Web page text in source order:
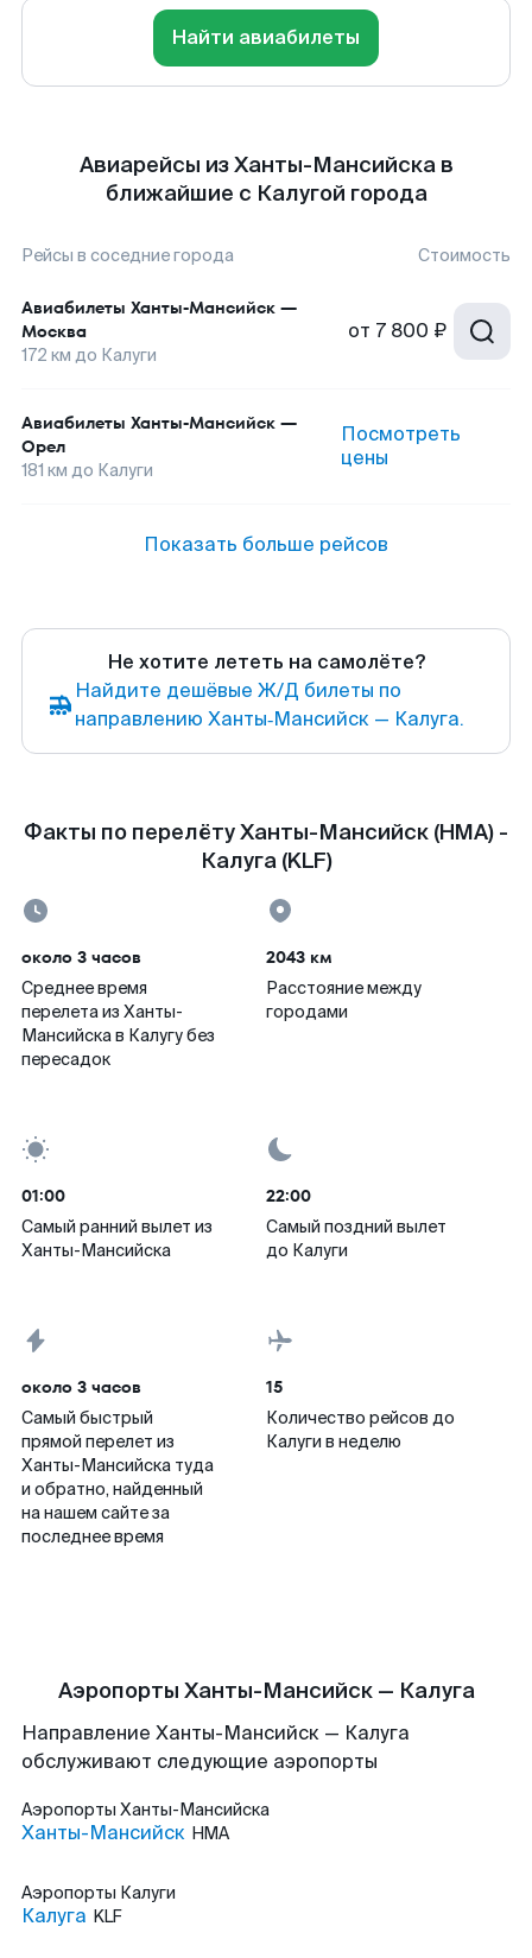
Найти авиабилеты
Авиарейсы из Ханты-Мансийска в
ближайшие с Калугой города
Рейсы в соседние города Стоимость
Авиабилеты Ханты-Мансийск —
Москва
172 км до Калуги
от 7 800 ₽
Авиабилеты Ханты-Мансийск —
Орел
181 км до Калуги
Посмотреть
цены
Показать больше рейсов
Не хотите лететь на самолёте?
Найдите дешёвые Ж/Д билеты по
направлению Ханты‑Мансийск — Калуга.
Факты по перелёту Ханты-Мансийск (HMA) -
Калуга (KLF)
около 3 часов
Среднее время
перелета из Ханты-
Мансийска в Калугу без
пересадок
2043 км
Расстояние между
городами
01:00
Самый ранний вылет из
Ханты-Мансийска
22:00
Самый поздний вылет
до Калуги
около 3 часов
Самый быстрый
прямой перелет из
Ханты-Мансийска туда
и обратно, найденный
на нашем сайте за
последнее время
15
Количество рейсов до
Калуги в неделю
Аэропорты Ханты-Мансийск — Калуга
Направление Ханты-Мансийск — Калуга
обслуживают следующие аэропорты
Аэропорты Ханты-Мансийска
Ханты-Мансийск HMA
Аэропорты Калуги
Калуга KLF